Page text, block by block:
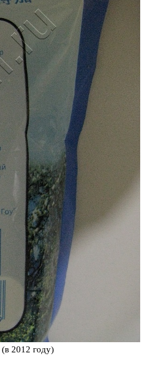
2012 году)